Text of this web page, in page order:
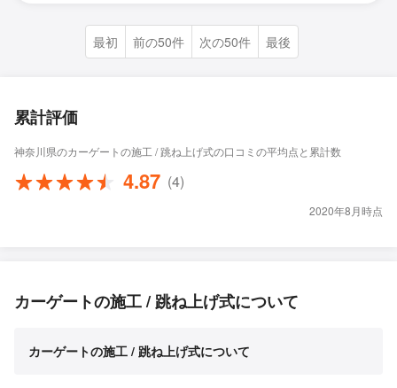
最初 前の50件 次の50件 最後
累計評価
神奈川県のカーゲートの施工 / 跳ね上げ式の口コミの平均点と累計数
4.87 (4)
2020年8月時点
カーゲートの施工 / 跳ね上げ式について
カーゲートの施工 / 跳ね上げ式について